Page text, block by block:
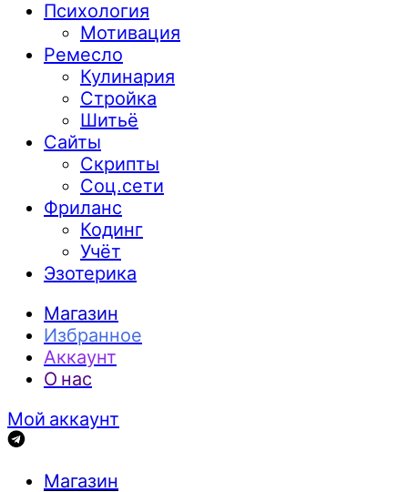
Психология
Мотивация
Ремесло
Кулинария
Стройка
Шитьё
Сайты
Скрипты
Соц.сети
Фриланс
Кодинг
Учёт
Эзотерика
Магазин
Избранное
Аккаунт
О нас
Мой аккаунт
Магазин